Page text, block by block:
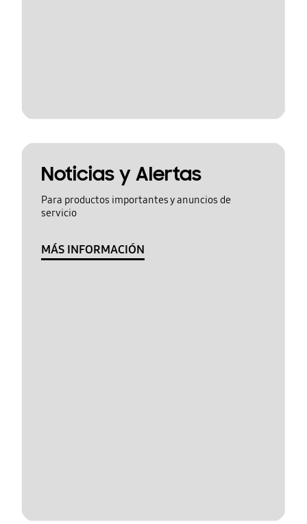
Noticias y Alertas
Para productos importantes y anuncios de
servicio
MÁS INFORMACIÓN